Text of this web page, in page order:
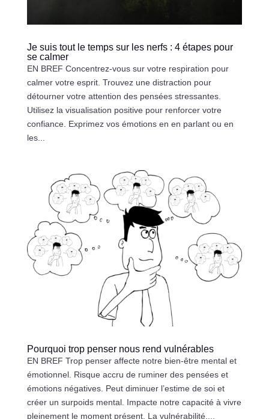
Je suis tout le temps sur les nerfs : 4 étapes pour
se calmer
EN BREF Concentrez-vous sur votre respiration pour
calmer votre esprit. Trouvez une distraction pour
détourner votre attention des pensées stressantes.
Utilisez la visualisation positive pour renforcer votre
confiance. Exprimez vos émotions en en parlant ou en
les...
Pourquoi trop penser nous rend vulnérables
EN BREF Trop penser affecte notre bien-être mental et
émotionnel. Risque accru de ruminer des pensées et
émotions négatives. Peut diminuer l’estime de soi et
créer un surpoids mental. Impacte notre capacité à vivre
pleinement le moment présent. La vulnérabilité,...